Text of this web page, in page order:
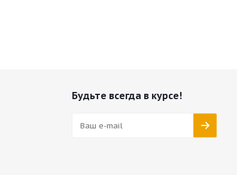
Будьте всегда в курсе!